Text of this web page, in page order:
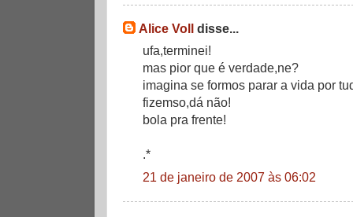
Alice Voll disse...
ufa,terminei!
mas pior que é verdade,ne?
imagina se formos parar a vida por
fizemso,dá não!
bola pra frente!
.*
21 de janeiro de 2007 às 06:02